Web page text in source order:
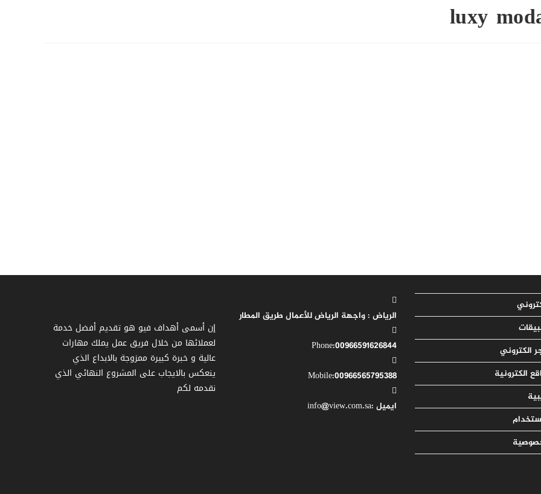
luxy
إن أسمى أهداف فيو هو تقديم أفضل خدمة
لعملائها من خلال فريق عمل يملك مهارات
عالية و خبرة كبيرة ممزوجة بالابداع الذي
ينعكس بالايجاب على المشروع النهائي الذي
نقدمه لكم
الرياض : واجهة الرياض للأعمال طريق المطار
Phone:00966591626844
Opens
yourMobile:00966565795388
Opens
your
ايميل :info@view.com.sa
Opens
الكتروني
الكترونية